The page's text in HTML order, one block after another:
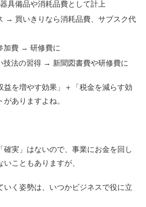
具備品や消耗品費として計上
→ 買いきりなら消耗品費、サブスク代
加費 → 研修費に
技法の習得 → 新聞図書費や研修費に
益を増やす効果」＋「税金を減らす効
ありますよね。
確実」はないので、事業にお金を回し
こともありますが、
いく姿勢は、いつかビジネスで役に立